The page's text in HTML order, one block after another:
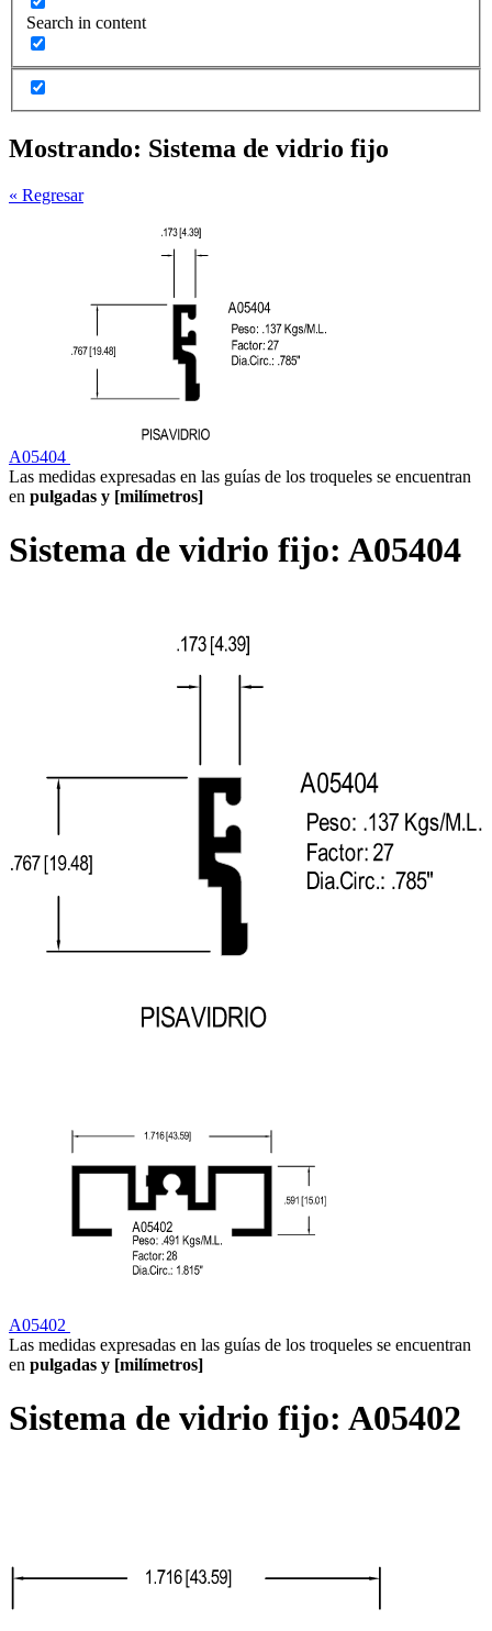
Search in content
Mostrando: Sistema de vidrio fijo
« Regresar
A05404
Las medidas expresadas en las guías de los troqueles se encuentran
en pulgadas y [milímetros]
Sistema de vidrio fijo: A05404
A05402
Las medidas expresadas en las guías de los troqueles se encuentran
en pulgadas y [milímetros]
Sistema de vidrio fijo: A05402